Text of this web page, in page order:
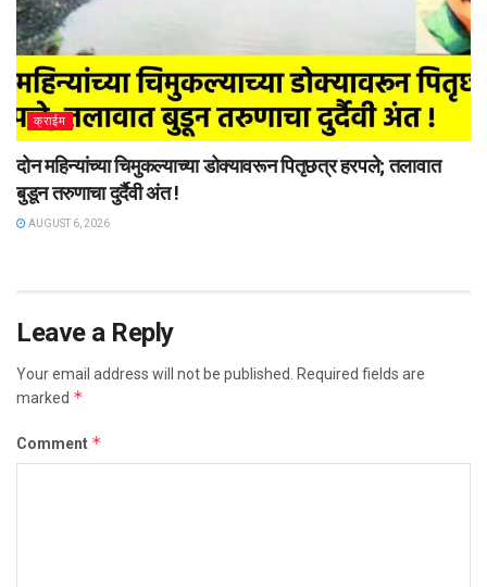
क्राईम
दोन महिन्यांच्या चिमुकल्याच्या डोक्यावरून पितृछत्र हरपले; तलावात
बुडून तरुणाचा दुर्दैवी अंत !
AUGUST 6, 2026
Leave a Reply
Your email address will not be published.
Required fields are
marked *
Comment *